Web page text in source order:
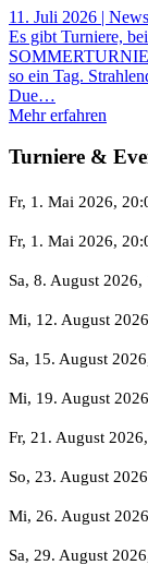
11. Juli 2026 | News
Es gibt Turniere,
so ein Tag.
Due…
Mehr erfahren
Turniere &
Fr, 1. Mai 2026,
Fr, 1. Mai 2026,
Sa, 8. August 2026,
Mi, 12. August 2026
Sa, 15. August 2026
Mi, 19. August 2026
Fr, 21. August 2026
So, 23. August 2026
Mi, 26. August 2026
Sa, 29. August 2026